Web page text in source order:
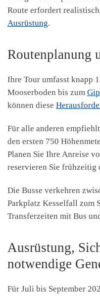
Route erfordert
Ausrüstung.
Routenplanung
Ihre Tour umfasst knapp
Mooserboden bis zum
können diese
Für alle anderen
den ersten 750
Planen Sie Ihre Anreise
reservieren Sie frühzeitig
Die Busse verkehren
Parkplatz Kesselfall zum
Transferzeiten mit Bus
Ausrüstung,
notwendige
Für Juli bis September